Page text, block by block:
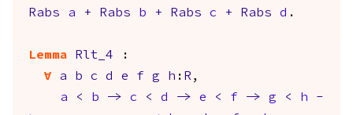
Rabs
a + Rabs b + Rabs c + Rabs d .
Lemma Rlt_4 :
forall
a b c d e f g h : R ,
a
< b -> c < d -> e < f -> g < h
-